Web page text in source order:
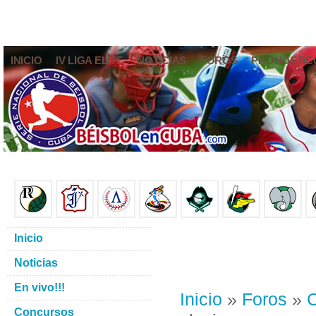
INICIO IV LIGA ELITE NOTICIAS FOROS
Inicio » Foros »
Inicio
Noticias
En vivo!!!
Concursos